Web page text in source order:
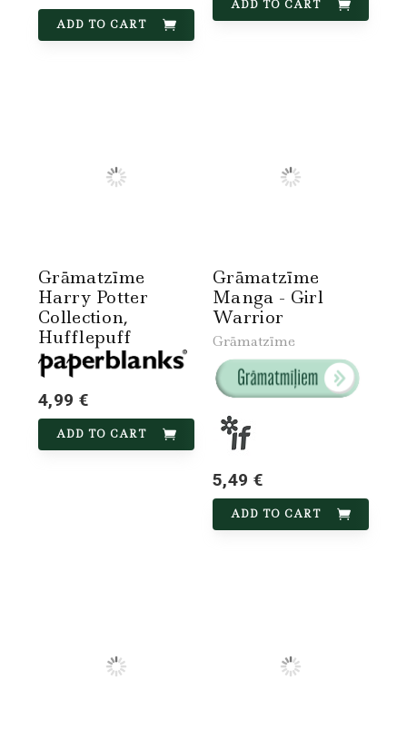
ADD TO CART
ADD TO CART
Grāmatzīme
Harry Potter
Collection,
Hufflepuff
4,99 €
ADD TO CART
Grāmatzīme
Manga - Girl
Warrior
Grāmatzīme
5,49 €
ADD TO CART